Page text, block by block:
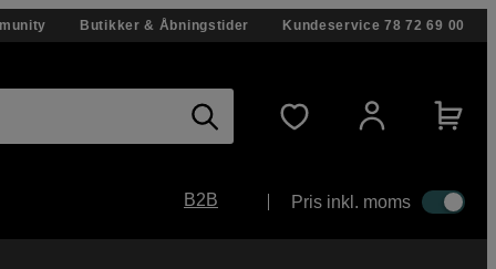
Butikker & Åbningstider Kundeservice 78 72 69 00
B2B Pris inkl. moms